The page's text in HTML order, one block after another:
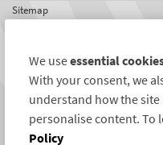
Sitemap
Jobs
Omdömen
Internationellt nätverk
Nyheter
We useessential
With your consent, we
understand how the
personalise content. To
Policy